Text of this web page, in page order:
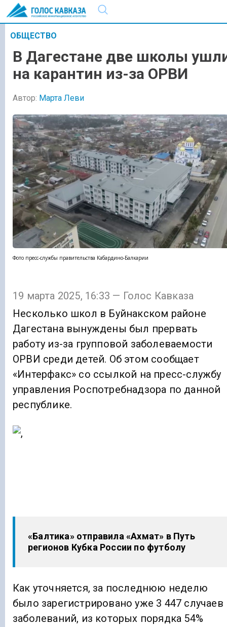
ОБЩЕСТВО
В Дагестане две школы
на карантин из-за ОРВИ
Автор: Марта Леви
Фото пресс-службы правительства Кабардино-Балкарии
19 марта 2025, 16:33 — Голос Кавказа
Несколько школ в Буйнакском районе
Дагестана вынуждены был прервать
работу из-за групповой заболеваемости
ОРВИ среди детей. Об этом сообщает
«Интерфакс» со ссылкой на пресс-службу
управления Роспотребнадзора по данной
республике.
«Балтика» отправила «Ахмат» в Путь
регионов Кубка России по футболу
Как уточняется, за последнюю неделю
было зарегистрировано уже 3 447 случаев
заболеваний, из которых порядка 54%